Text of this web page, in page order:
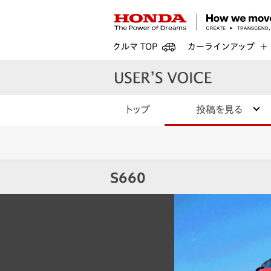
クルマ TOP カーラインアップ
トップ 投稿を見る
S660